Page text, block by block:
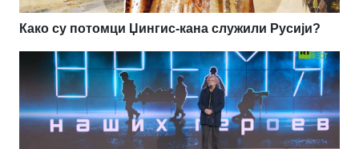
Како су потомци Џингис-кана служили Русији?